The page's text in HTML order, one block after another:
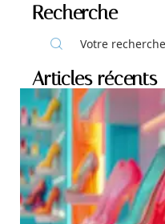
Recherche
Articles récents